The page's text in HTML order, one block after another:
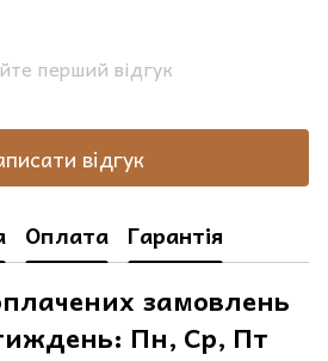
перший відгук
відгук
Оплата Гарантія
замовлень
Пн, Ср, Пт